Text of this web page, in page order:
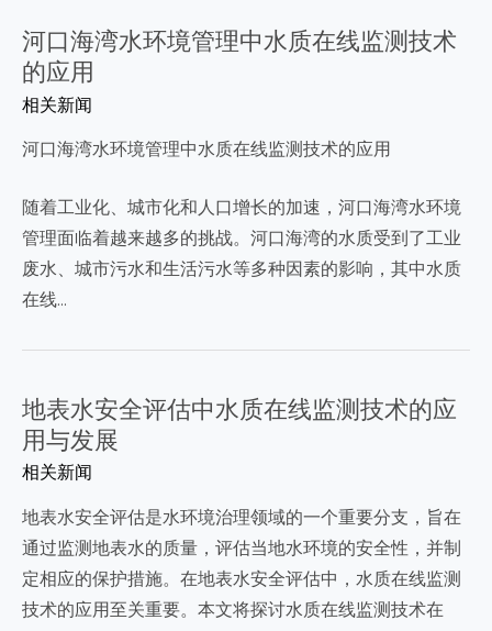
河口海湾水环境管理中水质在线监测技术
的应用
相关新闻
河口海湾水环境管理中水质在线监测技术的应用
随着工业化、城市化和人口增长的加速，河口海湾水环境
管理面临着越来越多的挑战。河口海湾的水质受到了工业
废水、城市污水和生活污水等多种因素的影响，其中水质
在线…
地表水安全评估中水质在线监测技术的应
用与发展
相关新闻
地表水安全评估是水环境治理领域的一个重要分支，旨在
通过监测地表水的质量，评估当地水环境的安全性，并制
定相应的保护措施。在地表水安全评估中，水质在线监测
技术的应用至关重要。本文将探讨水质在线监测技术在